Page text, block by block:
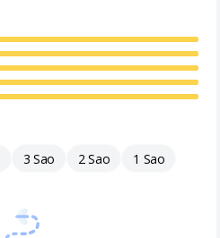
3 Sao 2 Sao 1 Sao